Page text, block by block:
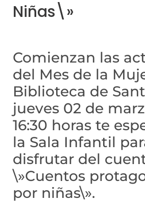
Niñas\»
Comienzan las
del Mes de la
Biblioteca de
jueves 02 de
16:30 horas te
la Sala Infantil
disfrutar del
\»Cuentos
por niñas\».